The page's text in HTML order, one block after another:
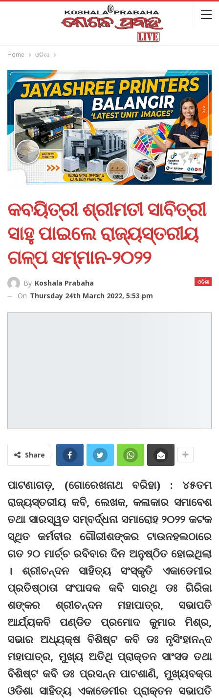
Home ଓଡିଶା
କବୟିତ୍ରୀ ଶ୍ରୀମତୀ ସାବିତ୍ରୀ
ସାହୁ ପାଇଲେ ରାଜ୍ୟସ୍ତରୀୟ
ଗଳ୍ପ ସମ୍ମାନ-୨୦୨୨
ଓଡିଶା
By Koshala Prabaha
On Thursday 24th March 2022, 5:53 pm
Share
ପାଟଣାଗଡ଼, (ଗୋରେଖନାଥ ବରିହା) : ୪୫ତମ
ରାଜ୍ୟସ୍ତରୀୟ କବି, ଲେଖକ, କଳାକାର ସମାବେଶ
ତଥା ସାରସ୍ୱତ ସମ୍ବର୍ଦ୍ଧନା ସମାରୋହ ୨୦୨୨ କଟକ
ସ୍ଥିତ କର୍ମବୀର ଗୌରୀଶଙ୍କର ଟାଉନହଲଠାରେ
ଗତ ୨୦ ମାର୍ଚ୍ଚ ରବିବାର ଦିନ ଅନୁଷ୍ଠିତ ହୋଇଥିଲା
। ଶ୍ରୀଚନ୍ଦନ ସାହିତ୍ୟ ସଂସ୍କୃତି ଏକାଡେମୀର
ପ୍ରତିଷ୍ଠାତା ସଂପାଦକ କବି ସାରଥି ଡଃ ଗିରିଜା
ଶଙ୍କର ଶ୍ରୀଚନ୍ଦନ ମହାପାତ୍ର, ସଭାପତି
ଆର୍ଯ୍ୟକବି ପଣ୍ଡିତ ପ୍ରମୋଦ କୁମାର ମିଶ୍ର,
ସଭାର ଅଧ୍ୟକ୍ଷ ବିଶିଷ୍ଟ କବି ଡଃ ନୃସିଂହାନନ୍ଦ
ମହାପାତ୍ର, ମୁଖ୍ୟ ଅତିଥି ପ୍ରାକ୍ତନ ସାଂସଦ ତଥା
ବିଶିଷ୍ଟ କବି ଡଃ ପ୍ରସନ୍ନ ପାଟଶାଣି, ମୁଖ୍ୟବକ୍ତା
ଓଡିଶା ସାହିତ୍ୟ ଏକାଡେମୀର ପ୍ରାକ୍ତନ ସଭାପତି